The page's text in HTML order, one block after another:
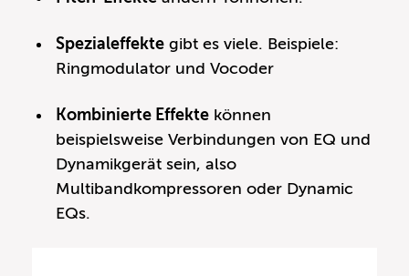
Spezialeffekte gibt es viele. Beispiele:
Ringmodulator und Vocoder
Kombinierte Effekte können
beispielsweise Verbindungen von EQ und
Dynamikgerät sein, also
Multibandkompressoren oder Dynamic
EQs.